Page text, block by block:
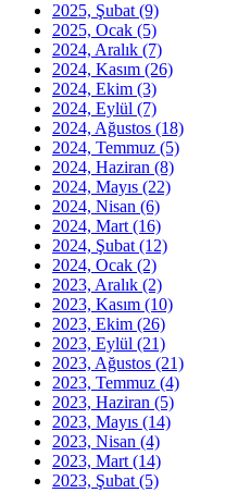
2025, Şubat (9)
2025, Ocak (5)
2024, Aralık (7)
2024, Kasım (26)
2024, Ekim (3)
2024, Eylül (7)
2024, Ağustos (18)
2024, Temmuz (5)
2024, Haziran (8)
2024, Mayıs (22)
2024, Nisan (6)
2024, Mart (16)
2024, Şubat (12)
2024, Ocak (2)
2023, Aralık (2)
2023, Kasım (10)
2023, Ekim (26)
2023, Eylül (21)
2023, Ağustos (21)
2023, Temmuz (4)
2023, Haziran (5)
2023, Mayıs (14)
2023, Nisan (4)
2023, Mart (14)
2023, Şubat (5)